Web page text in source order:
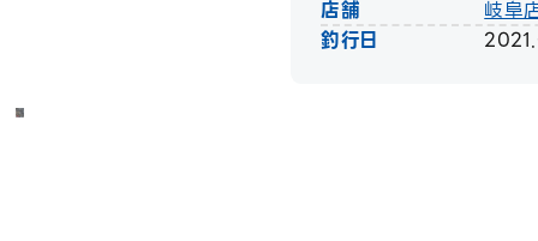
店舗
岐阜
釣行日